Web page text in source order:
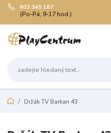
603 345 187
(Po-Pá, 9-17 hod.)
Držák TV Barkan 43